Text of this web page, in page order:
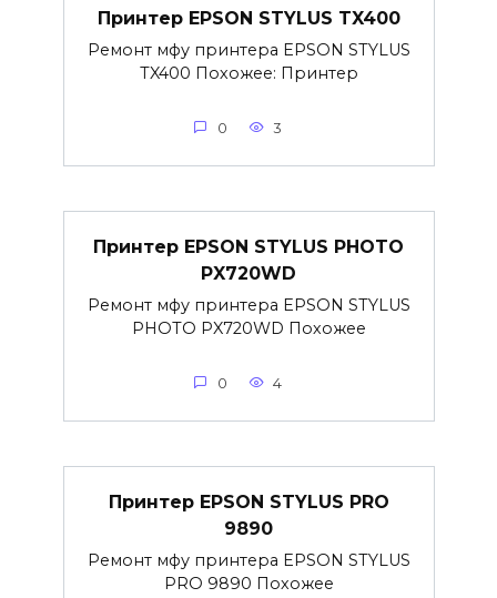
Принтер EPSON STYLUS TX400
Ремонт мфу принтера EPSON STYLUS
TX400 Похожее: Принтер
0 3
Принтер EPSON STYLUS PHOTO
PX720WD
Ремонт мфу принтера EPSON STYLUS
PHOTO PX720WD Похожее
0 4
Принтер EPSON STYLUS PRO
9890
Ремонт мфу принтера EPSON STYLUS
PRO 9890 Похожее